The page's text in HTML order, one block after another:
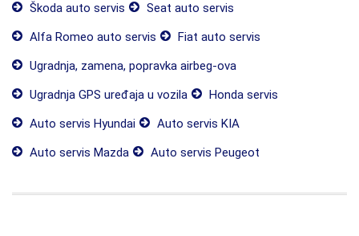
Škoda auto servis
Seat auto servis
Alfa Romeo auto servis
Fiat auto servis
Ugradnja, zamena, popravka airbeg-ova
Ugradnja GPS uređaja u vozila
Honda servis
Auto servis Hyundai
Auto servis KIA
Auto servis Mazda
Auto servis Peugeot